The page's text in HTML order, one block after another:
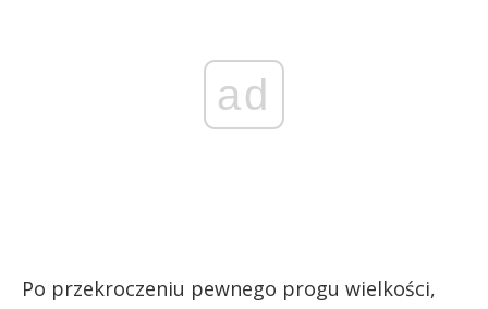
ad
Po przekroczeniu pewnego progu wielkości,